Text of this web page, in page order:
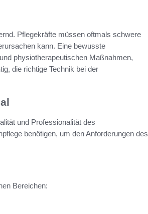
Pflegekräfte müssen oftmals schwere
kann. Eine bewusste
physiotherapeutischen Maßnahmen,
die richtige Technik bei der
und Professionalität des
benötigen, um den Anforderungen des
Bereichen: